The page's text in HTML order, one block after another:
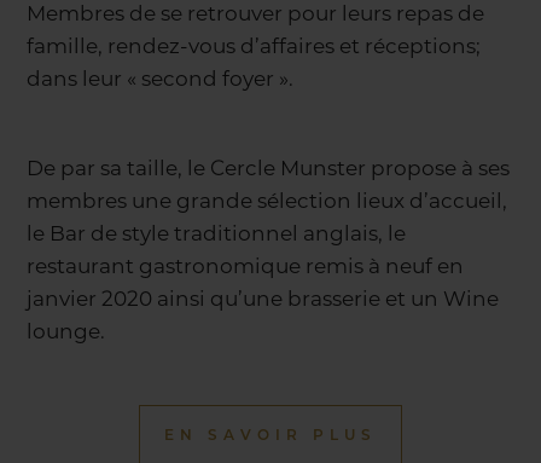
Membres de se retrouver pour leurs repas de
famille, rendez-vous d’affaires et réceptions;
dans leur « second foyer ».
De par sa taille, le Cercle Munster propose à ses
membres une grande sélection lieux d’accueil,
le Bar de style traditionnel anglais, le
restaurant gastronomique remis à neuf en
janvier 2020 ainsi qu’une brasserie et un Wine
lounge.
EN SAVOIR PLUS